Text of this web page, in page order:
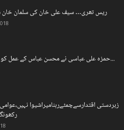
ریس تھری… سیف علی خان کی سلمان
حمزہ علی عباسی نے محسن عباس کے عمل کو ناقابلِ معافی...
زبردستی اقتدارسےچمٹےرہنامیراشیوا